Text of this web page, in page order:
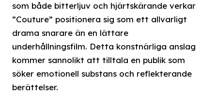
som både bitterljuv och hjärtskärande verkar
”Couture” positionera sig som ett allvarligt
drama snarare än en lättare
underhållningsfilm. Detta konstnärliga anslag
kommer sannolikt att tilltala en publik som
söker emotionell substans och reflekterande
berättelser.